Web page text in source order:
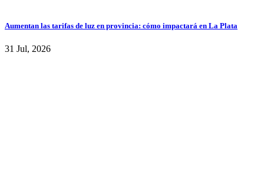
Aumentan las tarifas de luz en provincia: cómo impactará en La Plata
31 Jul, 2026